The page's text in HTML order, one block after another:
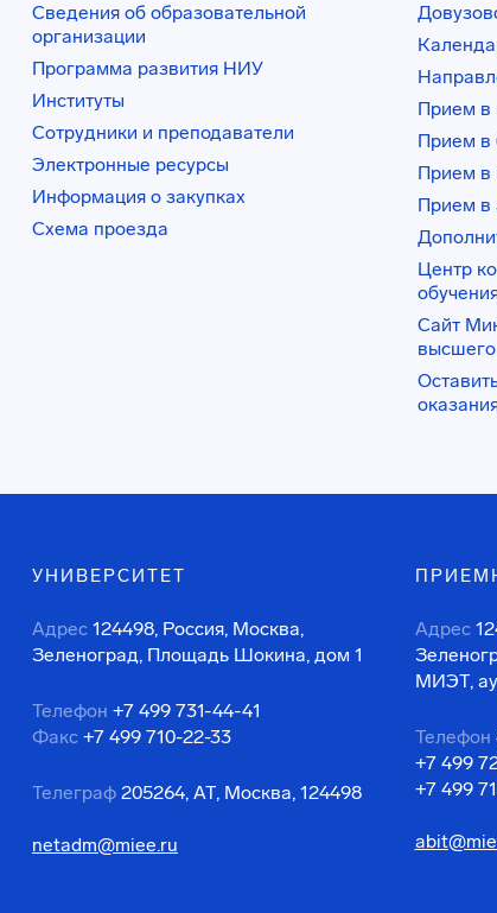
Сведения об образовательной
организации
Программа развития НИУ
Институты
Сотрудники и преподаватели
Электронные ресурсы
Информация о закупках
Схема проезда
Прием в
Прием в
Прием в
Прием в
Центр
Сайт
УНИВЕРСИТЕТ
Адрес 124498, Россия, Москва,
Зеленоград, Площадь Шокина, дом 1
Телефон +7 499 731-44-41
Факс +7 499 710-22-33
Телеграф 205264, АТ, Москва, 124498
netadm@miee.ru
Адрес
МИЭТ,
Телефон
+7 499
+7 499